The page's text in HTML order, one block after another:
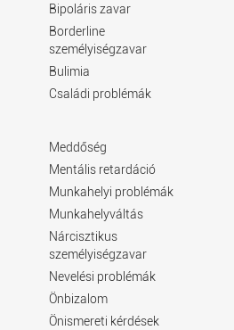
Bipoláris zavar
Borderline
személyiségzavar
Bulimia
Családi problémák
Meddőség
Mentális retardáció
Munkahelyi problémák
Munkahelyváltás
Nárcisztikus
személyiségzavar
Nevelési problémák
Önbizalom
Önismereti kérdések